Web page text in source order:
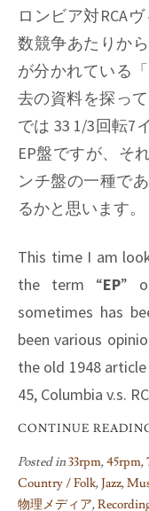
ロンビア対RCA
数競争あたりか
が分かれている「
去の資料を探っ
では 33 1/3回転7
EP盤ですが、そ
ンチ盤の一種で
るかと思います。
This time I am
the term “EP”
sometimes has
been various
the old 1948
45, Columbia v.s.
CONTINUE
Posted in33rpm,45rpm,
Country / Folk,Jazz,
物理メディア,